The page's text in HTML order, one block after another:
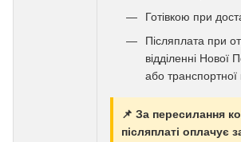
Готівкою при
Післяплата при
відділенні
або транспортної
📌 За пересилання
післяплаті оплачує